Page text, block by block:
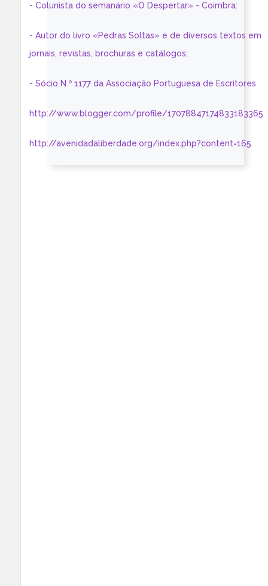
- Colunista do semanário «O Despertar» - Coimbra:
- Autor do livro «Pedras Soltas» e de diversos textos em
jornais, revistas, brochuras e catálogos;
- Sócio N.º 1177 da Associação Portuguesa de Escritores
http://www.blogger.com/profile/17078847174833183365
http://avenidadaliberdade.org/index.php?content=165